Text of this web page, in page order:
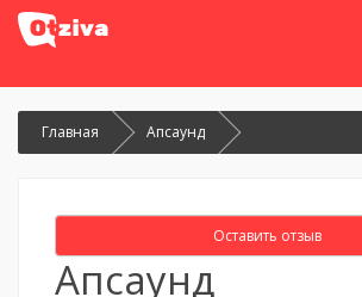
Главная Апсаунд
Оставить отзыв
Апсаунд